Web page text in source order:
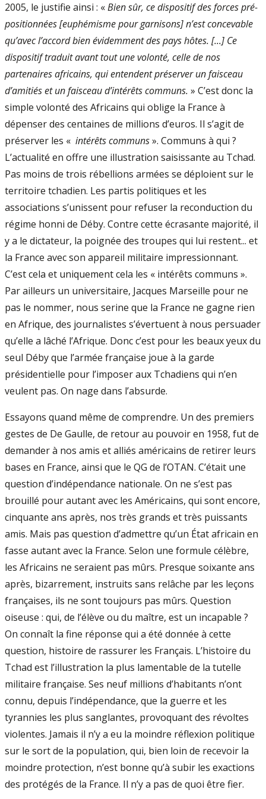
2005, le justifie ainsi : «Bien sûr, ce dispositif des forces pré-
positionnées [euphémisme pour garnisons] n’est concevable
qu’avec l’accord bien évidemment des pays hôtes. [...] Ce
dispositif traduit avant tout une volonté, celle de nos
partenaires africains, qui entendent préserver un faisceau
d’amitiés et un faisceau d’intérêts communs. » C’est donc la
simple volonté des Africains qui oblige la France à
dépenser des centaines de millions d’euros. Il s’agit de
préserver les « intérêts communs». Communs à qui ?
L’actualité en offre une illustration saisissante au Tchad.
Pas moins de trois rébellions armées se déploient sur le
territoire tchadien. Les partis politiques et les
associations s’unissent pour refuser la reconduction du
régime honni de Déby. Contre cette écrasante majorité, il
y a le dictateur, la poignée des troupes qui lui restent... et
la France avec son appareil militaire impressionnant.
C’est cela et uniquement cela les « intérêts communs ».
Par ailleurs un universitaire, Jacques Marseille pour ne
pas le nommer, nous serine que la France ne gagne rien
en Afrique, des journalistes s’évertuent à nous persuader
qu’elle a lâché l’Afrique. Donc c’est pour les beaux yeux du
seul Déby que l’armée française joue à la garde
présidentielle pour l’imposer aux Tchadiens qui n’en
veulent pas. On nage dans l’absurde.
Essayons quand même de comprendre. Un des premiers
gestes de De Gaulle, de retour au pouvoir en 1958, fut de
demander à nos amis et alliés américains de retirer leurs
bases en France, ainsi que le QG de l’OTAN. C’était une
question d’indépendance nationale. On ne s’est pas
brouillé pour autant avec les Américains, qui sont encore,
cinquante ans après, nos très grands et très puissants
amis. Mais pas question d’admettre qu’un État africain en
fasse autant avec la France. Selon une formule célèbre,
les Africains ne seraient pas mûrs. Presque soixante ans
après, bizarrement, instruits sans relâche par les leçons
françaises, ils ne sont toujours pas mûrs. Question
oiseuse : qui, de l’élève ou du maître, est un incapable ?
On connaît la fine réponse qui a été donnée à cette
question, histoire de rassurer les Français. L’histoire du
Tchad est l’illustration la plus lamentable de la tutelle
militaire française. Ses neuf millions d’habitants n’ont
connu, depuis l’indépendance, que la guerre et les
tyrannies les plus sanglantes, provoquant des révoltes
violentes. Jamais il n’y a eu la moindre réflexion politique
sur le sort de la population, qui, bien loin de recevoir la
moindre protection, n’est bonne qu’à subir les exactions
des protégés de la France. Il n’y a pas de quoi être fier.